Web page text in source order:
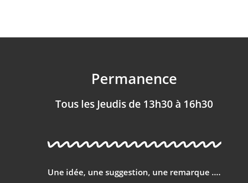
Permanence
Tous les Jeudis de 13h30 à 16h30
Une idée, une suggestion, une remarque ….